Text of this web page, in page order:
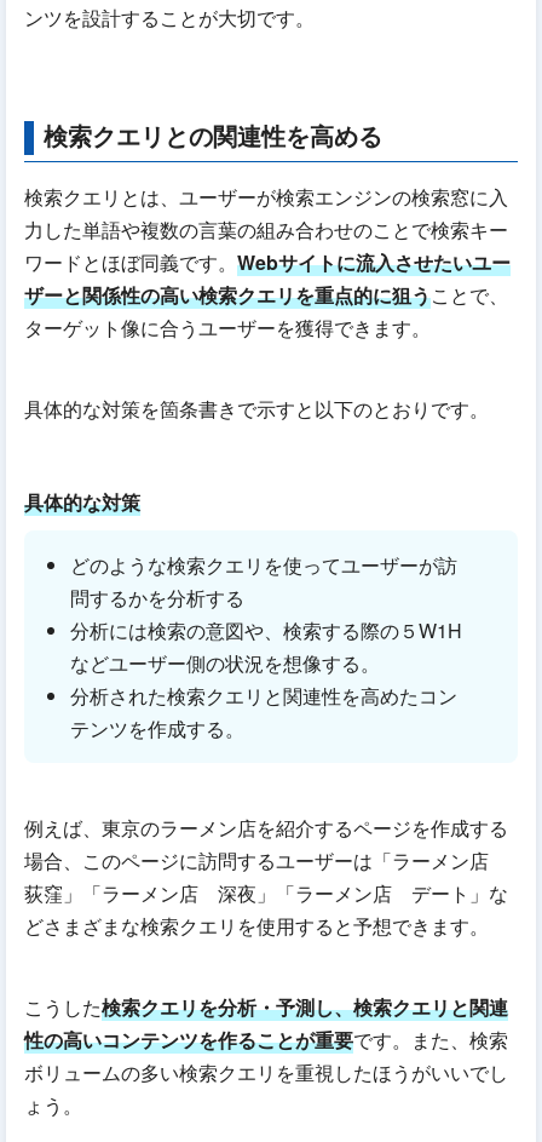
ンツを設計することが大切です。
検索クエリとの関連性を高める
検索クエリとは、ユーザーが検索エンジンの検索窓に入
力した単語や複数の言葉の組み合わせのことで検索キー
ワードとほぼ同義です。 Webサイトに流入させたいユー
ザーと関係性の高い検索クエリを重点的に狙うことで、
ターゲット像に合うユーザーを獲得できます。
具体的な対策を箇条書きで示すと以下のとおりです。
具体的な対策
どのような検索クエリを使ってユーザーが訪
問するかを分析する
分析には検索の意図や、検索する際の５W1H
などユーザー側の状況を想像する。
分析された検索クエリと関連性を高めたコン
テンツを作成する。
例えば、東京のラーメン店を紹介するページを作成する
場合、このページに訪問するユーザーは「ラーメン店
荻窪」「ラーメン店 深夜」「ラーメン店 デート」な
どさまざまな検索クエリを使用すると予想できます。
こうした検索クエリを分析・予測し、検索クエリと関連
性の高いコンテンツを作ることが重要です。また、検索
ボリュームの多い検索クエリを重視したほうがいいでし
ょう。